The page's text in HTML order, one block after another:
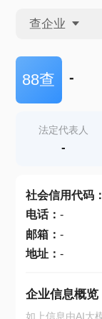
查企业
查企业
查产地
88查 -
法定代表人
-
社会信用代码：
电话： -
邮箱： -
地址： -
企业信息概览
如上信息由AI大